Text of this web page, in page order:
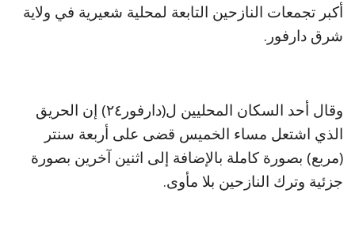
أكبر تجمعات النازحين التابعة لمحلية شعيرية في ولاية
شرق دارفور.
وقال أحد السكان المحليين ل(دارفور٢٤) إن الحريق
الذي اشتعل مساء الخميس قضى على أربعة سنتر
(مربع) بصورة كاملة بالإضافة إلى اثنين آخرين بصورة
جزئية وترك النازحين بلا مأوى.